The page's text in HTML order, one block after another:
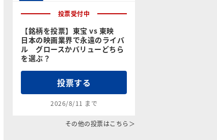
投票受付中
【銘柄を投票】東宝 vs 東映
日本の映画業界で永遠のライバ
ル グロースかバリューどちら
を選ぶ？
投票する
2026/8/11 まで
その他の投票はこちら＞